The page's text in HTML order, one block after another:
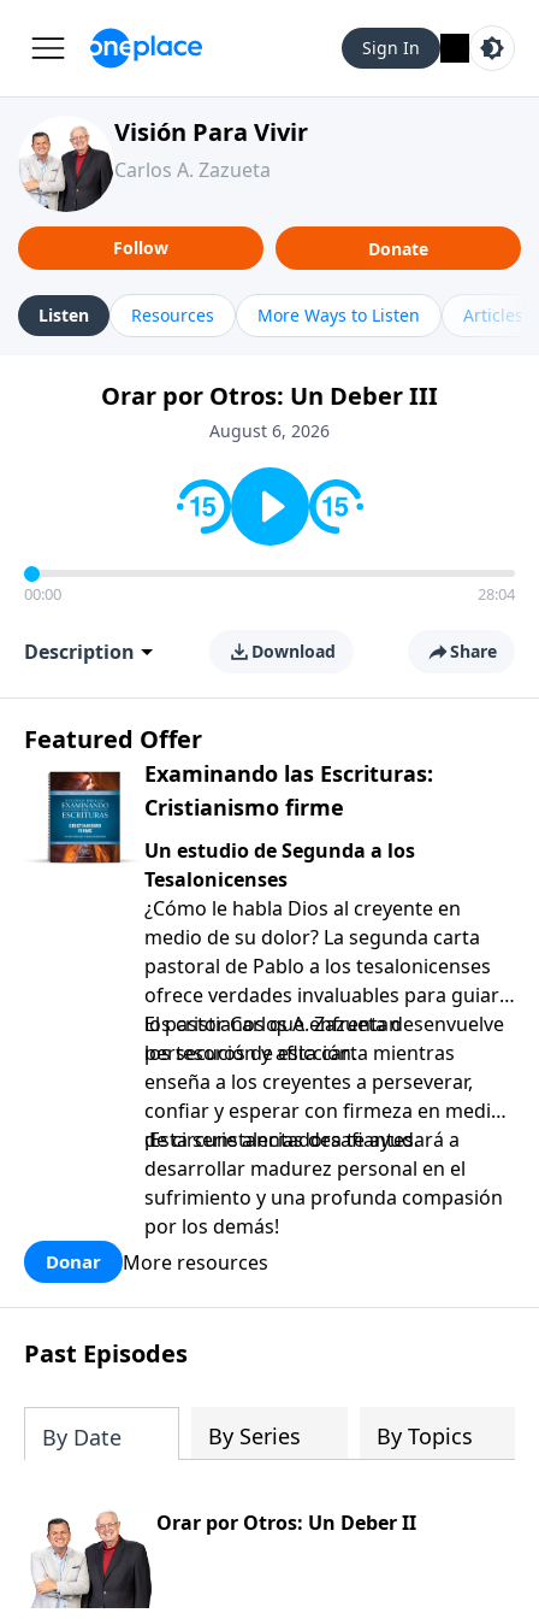
Sign In
Visión Para Vivir
Carlos A. Zazueta
Follow Donate
Listen Resources More Ways to Listen Articles
Orar por Otros: Un Deber III
August 6, 2026
00:00 28:04
Description Download Share
Featured Offer
Examinando las Escrituras:
Cristianismo firme
Un estudio de Segunda a los
Tesalonicenses
¿Cómo le habla Dios al creyente en
medio de su dolor? La segunda carta
pastoral de Pablo a los tesalonicenses
ofrece verdades invaluables para guiar a
los cristianos que enfrentan
persecución y aflicción.
El pastor Carlos A. Zazueta desenvuelve
los tesoros de esta carta mientras
enseña a los creyentes a perseverar,
confiar y esperar con firmeza en medio
de circunstancias desafiantes.
¡Esta serie alentadora te ayudará a
desarrollar madurez personal en el
sufrimiento y una profunda compasión
por los demás!
Donar More resources
Past Episodes
By Date By Series By Topics
Orar por Otros: Un Deber II